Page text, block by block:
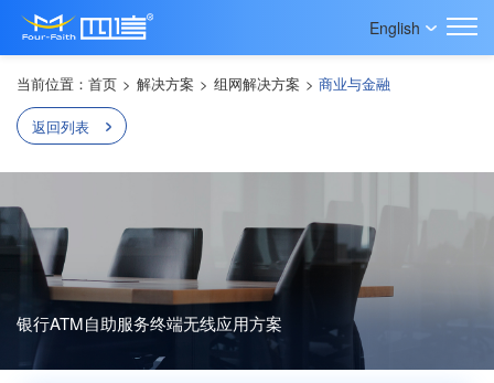
English
当前位置： 首页 > 解决方案 > 组网解决方案 > 商业与金融
返回列表
银行ATM自助服务终端无线应用方案